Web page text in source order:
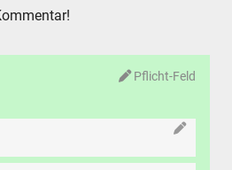
Pflicht-Feld